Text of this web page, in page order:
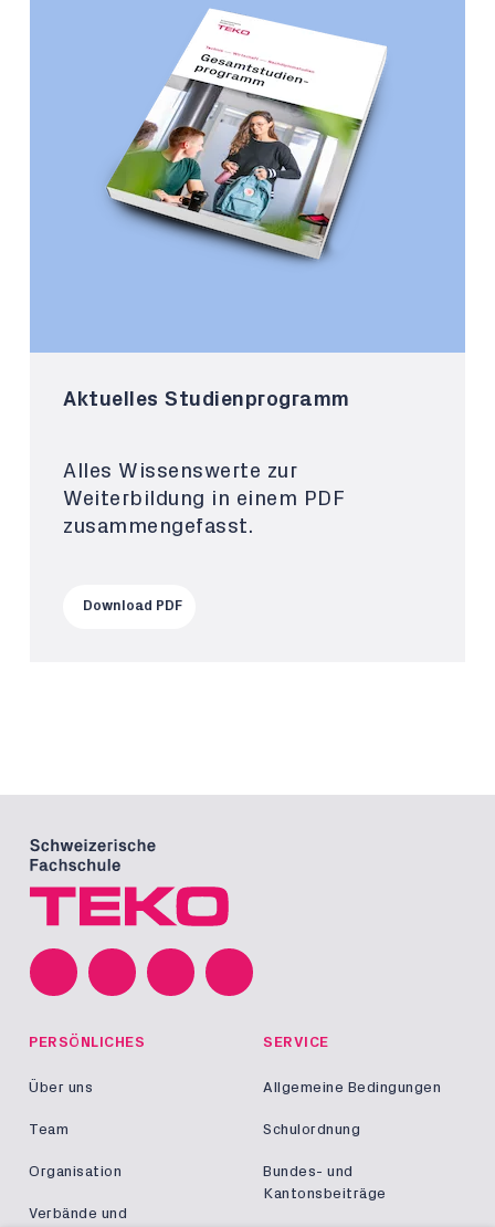
Aktuelles Studienprogramm
Alles Wissenswerte zur
Weiterbildung in einem PDF
zusammengefasst.
Download PDF
PERSÖNLICHES
Über uns
Team
Organisation
Verbände und
SERVICE
Allgemeine Bedingungen
Schulordnung
Bundes- und
Kantonsbeiträge